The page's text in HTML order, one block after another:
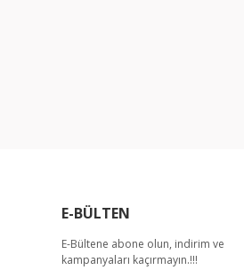
E-BÜLTEN
E-Bültene abone olun, indirim ve
kampanyaları kaçırmayın.!!!